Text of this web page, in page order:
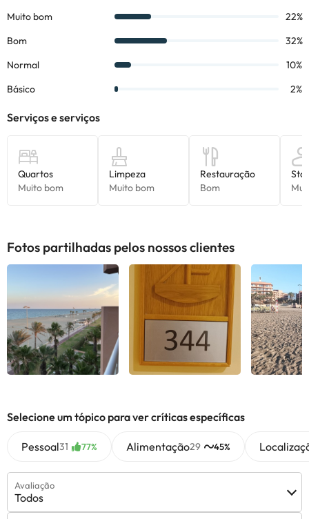
Fotos partilhadas pelos nossos clientes
Selecione um tópico para ver críticas específicas
Pessoal31 77% Alimentação29 45%
Avaliação
Todos